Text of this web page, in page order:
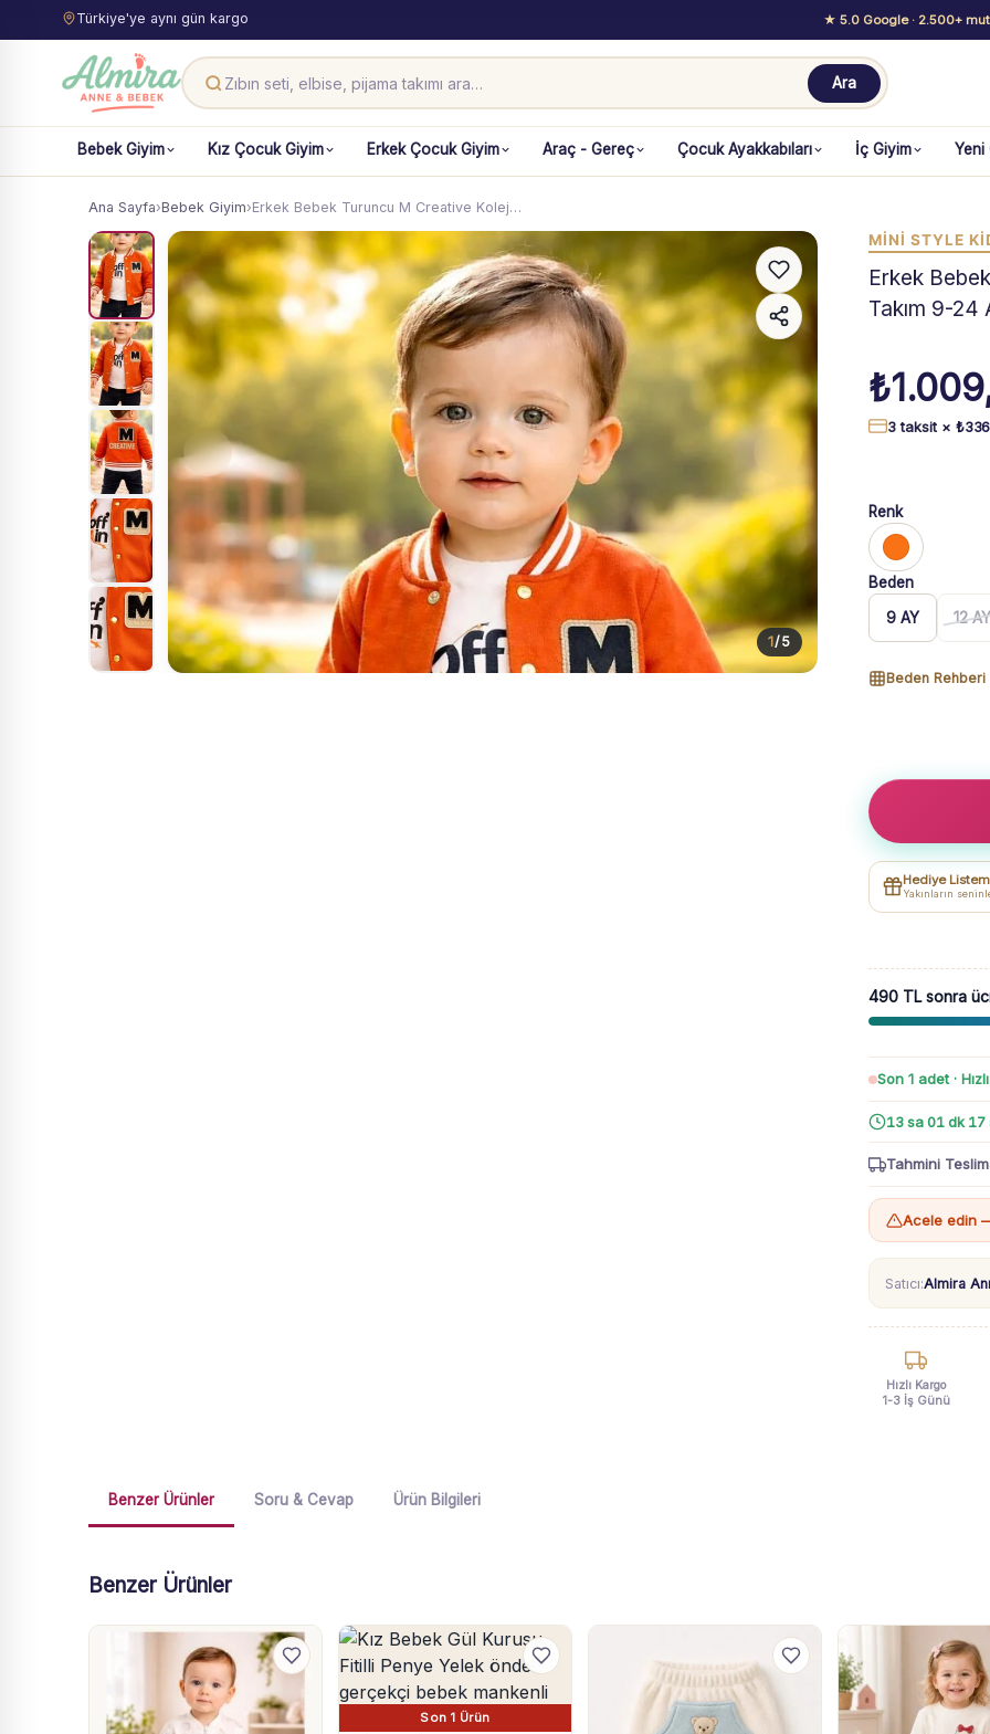
Türkiye'ye aynı gün kargo ★ 5.0 Google· 2.500+
Ara
Bebek Giyim Kız Çocuk Giyim Erkek Çocuk Giyim Araç - Gereç Çocuk Ayakkabıları İç Giyim Yeni
Ana Sayfa›Bebek Giyim›Erkek Bebek Turuncu M Creative Kolej…
1/5
MİNİ STYLE
Erkek
Takım 9-24
₺
3 taksit × ₺
Son 1 adet ·
Tahmini
Acele edin
Renk
Beden
9 AY
12 AY
Beden Rehberi
Turuncu
M
Creative
Kolej
Ceketli
Takım
9-
24
Ay
adet
Hediye
Yakınların
490 TL sonra
13 sa 01 dk 15
Satıcı:Almira
Hızlı Kargo
1-3 İş Günü
Benzer Ürünler Soru & Cevap Ürün Bilgileri
Benzer Ürünler
Son 1 Ürün